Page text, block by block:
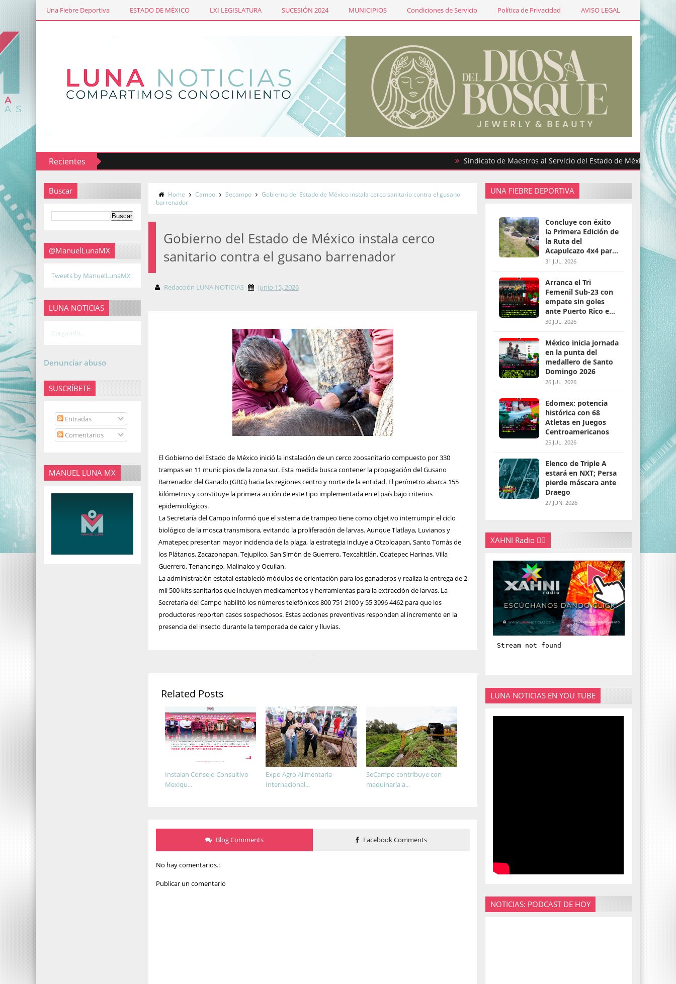
Una Fiebre Deportiva ESTADO DE MÉXICO LXI LEGISLATURA SUCESIÓN 2024 MUNICIPIOS Condiciones de Servicio Política de Privacidad AVISO LEGAL
Recientes Sindicato de Maestros al Servicio del Estado de México participa en
Buscar
@ManuelLunaMX
Tweets by ManuelLunaMX
LUNA NOTICIAS
Cargando...
Denunciar abuso
SUSCRÍBETE
Entradas
Comentarios
MANUEL LUNA MX
Home Campo Secampo
Gobierno del Estado de México instala cerco sanitario contra el gusano
barrenador
Gobierno del Estado de México instala cerco
sanitario contra el gusano barrenador
Redacción LUNA NOTICIAS junio 15, 2026
El Gobierno del Estado de México inició la instalación de un cerco zoosanitario compuesto por 330
trampas en 11 municipios de la zona sur. Esta medida busca contener la propagación del Gusano
Barrenador del Ganado (GBG) hacia las regiones centro y norte de la entidad. El perímetro abarca 155
kilómetros y constituye la primera acción de este tipo implementada en el país bajo criterios
epidemiológicos.
La Secretaría del Campo informó que el sistema de trampeo tiene como objetivo interrumpir el ciclo
biológico de la mosca transmisora, evitando la proliferación de larvas. Aunque Tlatlaya, Luvianos y
Amatepec presentan mayor incidencia de la plaga, la estrategia incluye a Otzoloapan, Santo Tomás de
los Plátanos, Zacazonapan, Tejupilco, San Simón de Guerrero, Texcaltitlán, Coatepec Harinas, Villa
Guerrero, Tenancingo, Malinalco y Ocuilan.
La administración estatal estableció módulos de orientación para los ganaderos y realiza la entrega de 2
mil 500 kits sanitarios que incluyen medicamentos y herramientas para la extracción de larvas. La
Secretaría del Campo habilitó los números telefónicos 800 751 2100 y 55 3996 4462 para que los
productores reporten casos sospechosos. Estas acciones preventivas responden al incremento en la
presencia del insecto durante la temporada de calor y lluvias.
Related Posts
SeCampo contribuye con
maquinaría a...
Expo Agro Alimentaria
Internacional...
Instalan Consejo Consultivo
Mexiqu...
Blog Comments Facebook Comments
No hay comentarios.:
Publicar un comentario
UNA FIEBRE DEPORTIVA
Concluye con éxito
la Primera Edición de
la Ruta del
Acapulcazo 4x4 para
parejas
31 JUL. 2026
Arranca el Tri
Femenil Sub-23 con
empate sin goles
ante Puerto Rico en
Santo Domingo 2026
30 JUL. 2026
México inicia jornada
en la punta del
medallero de Santo
Domingo 2026
26 JUL. 2026
Edomex: potencia
histórica con 68
Atletas en Juegos
Centroamericanos
25 JUL. 2026
Elenco de Triple A
estará en NXT; Persa
pierde máscara ante
Draego
27 JUN. 2026
XAHNI Radio 👇🏽
LUNA NOTICIAS EN YOU TUBE
NOTICIAS: PODCAST DE HOY